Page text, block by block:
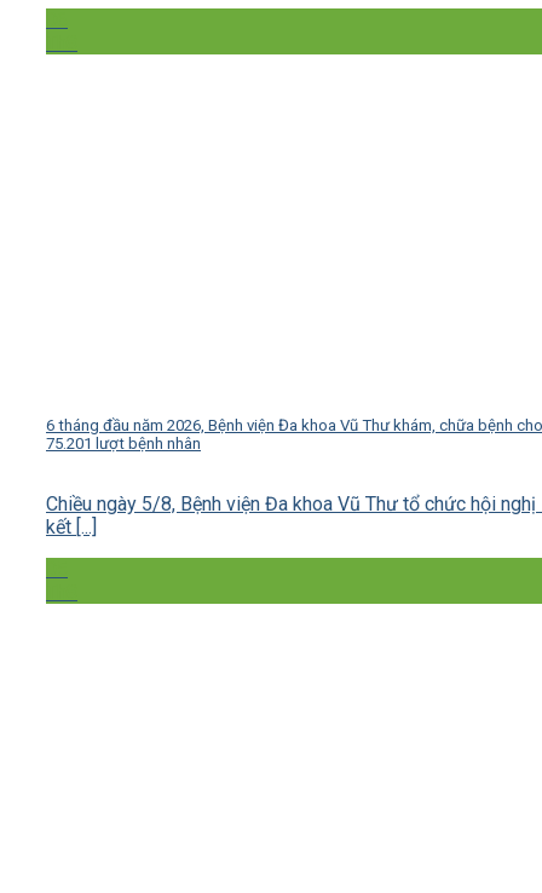
6 tháng đầu năm 2026, Bệnh viện Đa khoa Vũ Thư khám, chữa bệnh cho
75.201 lượt bệnh nhân
Chiều ngày 5/8, Bệnh viện Đa khoa Vũ Thư tổ chức hội nghị
kết [...]